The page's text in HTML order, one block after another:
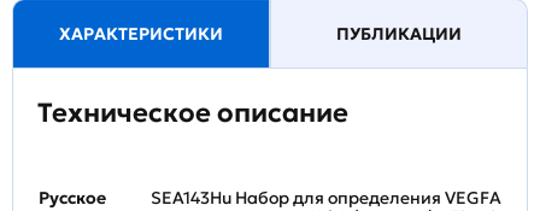
ХАРАКТЕРИСТИКИ ПУБЛИКАЦИИ
Техническое описание
Русское
SEA143Hu Набор для определения VEGFA